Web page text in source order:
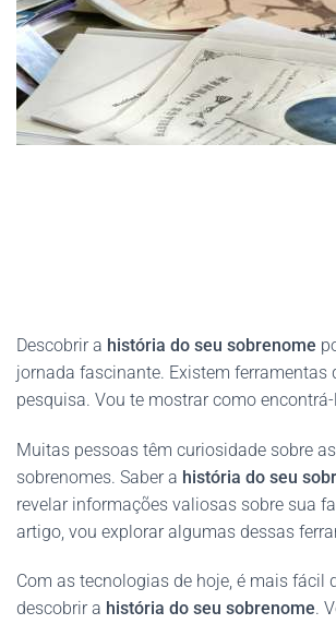
Descobrir a história do seu sobrenome
jornada fascinante. Existem ferramentas
pesquisa. Vou te mostrar como
Muitas pessoas têm curiosidade sobre
sobrenomes. Saber a história do seu
revelar informações valiosas sobre sua
artigo, vou explorar algumas dessas
Com as tecnologias de hoje, é mais fácil
descobrir a história do seu sobrenome.